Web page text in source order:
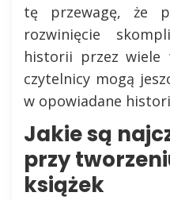
tę przewagę, że
rozwinięcie
historii przez wiele
czytelnicy mogą
w opowiadane
Jakie są
przy
książek